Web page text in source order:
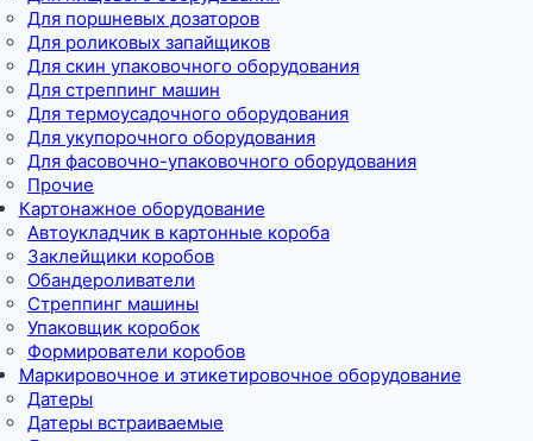
Для поршневых дозаторов
Для роликовых запайщиков
Для скин упаковочного оборудования
Для стреппинг машин
Для термоусадочного оборудования
Для укупорочного оборудования
Для фасовочно-упаковочного оборудования
Прочие
Картонажное оборудование
Автоукладчик в картонные короба
Заклейщики коробов
Обандероливатели
Стреппинг машины
Упаковщик коробок
Формирователи коробов
Маркировочное и этикетировочное оборудование
Датеры
Датеры встраиваемые